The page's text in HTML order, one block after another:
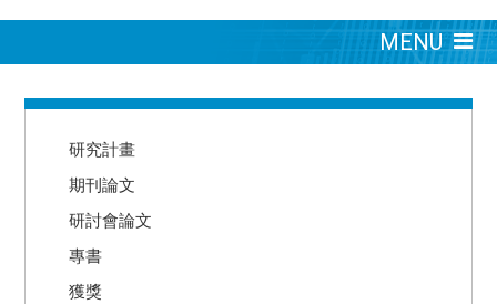
MENU
研究計畫
期刊論文
研討會論文
專書
獲獎